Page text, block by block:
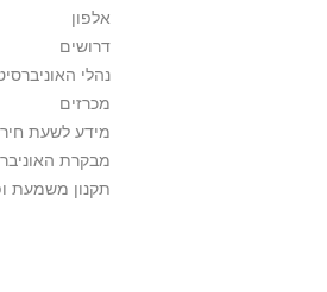
אלפון
דרושים
נהלי
מכרזים
מידע לשעת
מבקרת
תקנון משמעת